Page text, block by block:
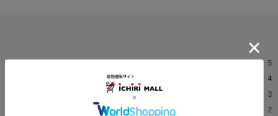
レビュー件数：
★ 5
★ 4
★ 3
★ 2